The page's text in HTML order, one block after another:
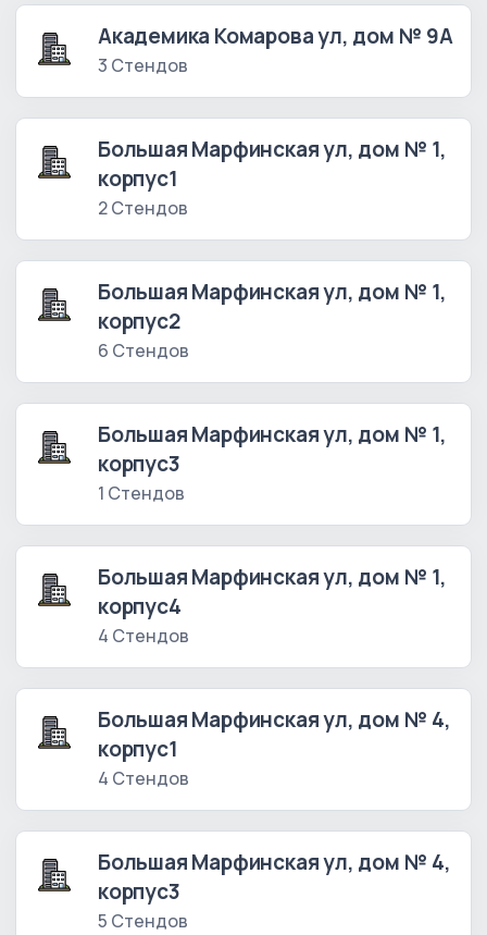
Академика Комарова ул, дом № 9А
3 Стендов
Большая Марфинская ул, дом № 1,
корпус1
2 Стендов
Большая Марфинская ул, дом № 1,
корпус2
6 Стендов
Большая Марфинская ул, дом № 1,
корпус3
1 Стендов
Большая Марфинская ул, дом № 1,
корпус4
4 Стендов
Большая Марфинская ул, дом № 4,
корпус1
4 Стендов
Большая Марфинская ул, дом № 4,
корпус3
5 Стендов